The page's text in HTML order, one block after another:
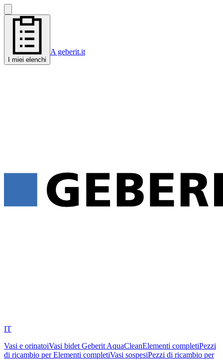
I miei elenchi
A geberit.it
IT
Vasi e orinatoiVasi bidet Geberit AquaCleanElementi completiPezzi
di ricambio per Elementi completiVasi sospesiPezzi di ricambio per